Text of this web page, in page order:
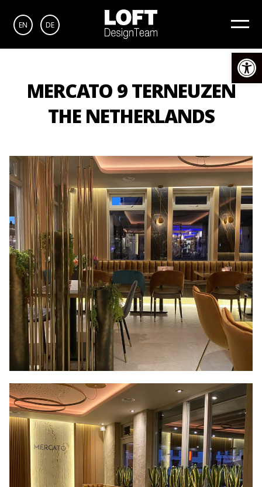
EN DE
MERCATO 9 TERNEUZEN
THE NETHERLANDS